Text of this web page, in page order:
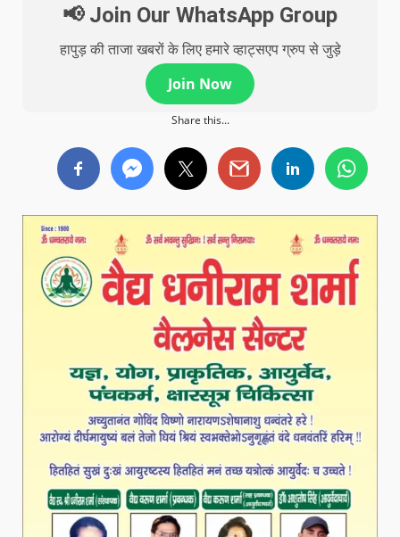
📢 Join Our WhatsApp Group
हापुड़ की ताजा खबरों के लिए हमारे व्हाट्सएप ग्रुप से जुड़े
Join Now
Share this...